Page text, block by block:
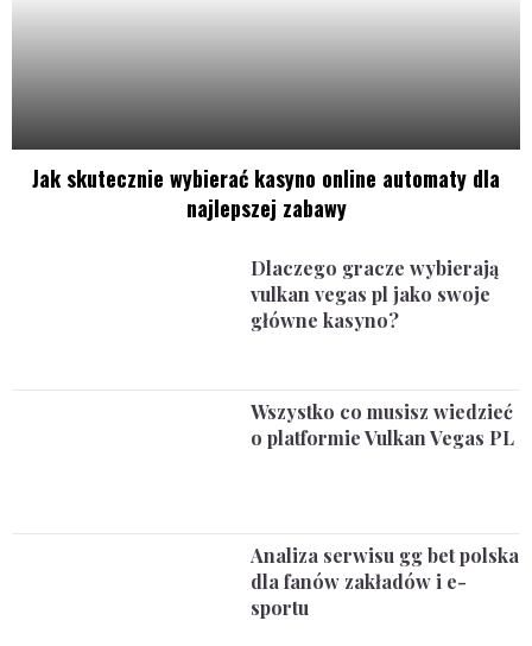
Jak skutecznie wybierać kasyno online automaty dla
najlepszej zabawy
Dlaczego gracze wybierają
vulkan vegas pl jako swoje
główne kasyno?
Wszystko co musisz wiedzieć
o platformie Vulkan Vegas PL
Analiza serwisu gg bet polska
dla fanów zakładów i e-
sportu